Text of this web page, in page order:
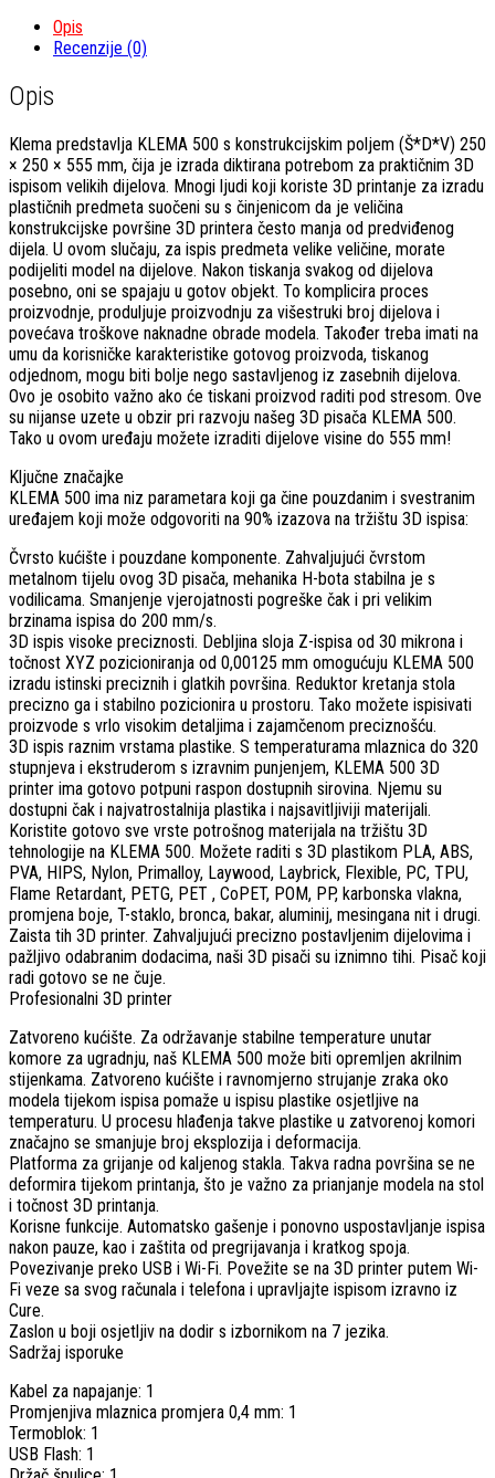
Opis
Recenzije (0)
Opis
Klema predstavlja KLEMA 500 s konstrukcijskim poljem (Š*D*V) 250
× 250 × 555 mm, čija je izrada diktirana potrebom za praktičnim 3D
ispisom velikih dijelova. Mnogi ljudi koji koriste 3D printanje za izradu
plastičnih predmeta suočeni su s činjenicom da je veličina
konstrukcijske površine 3D printera često manja od predviđenog
dijela. U ovom slučaju, za ispis predmeta velike veličine, morate
podijeliti model na dijelove. Nakon tiskanja svakog od dijelova
posebno, oni se spajaju u gotov objekt. To komplicira proces
proizvodnje, produljuje proizvodnju za višestruki broj dijelova i
povećava troškove naknadne obrade modela. Također treba imati na
umu da korisničke karakteristike gotovog proizvoda, tiskanog
odjednom, mogu biti bolje nego sastavljenog iz zasebnih dijelova.
Ovo je osobito važno ako će tiskani proizvod raditi pod stresom. Ove
su nijanse uzete u obzir pri razvoju našeg 3D pisača KLEMA 500.
Tako u ovom uređaju možete izraditi dijelove visine do 555 mm!
Ključne značajke
KLEMA 500 ima niz parametara koji ga čine pouzdanim i svestranim
uređajem koji može odgovoriti na 90% izazova na tržištu 3D ispisa:
Čvrsto kućište i pouzdane komponente. Zahvaljujući čvrstom
metalnom tijelu ovog 3D pisača, mehanika H-bota stabilna je s
vodilicama. Smanjenje vjerojatnosti pogreške čak i pri velikim
brzinama ispisa do 200 mm/s.
3D ispis visoke preciznosti. Debljina sloja Z-ispisa od 30 mikrona i
točnost XYZ pozicioniranja od 0,00125 mm omogućuju KLEMA 500
izradu istinski preciznih i glatkih površina. Reduktor kretanja stola
precizno ga i stabilno pozicionira u prostoru. Tako možete ispisivati ​​
proizvode s vrlo visokim detaljima i zajamčenom preciznošću.
3D ispis raznim vrstama plastike. S temperaturama mlaznica do 320
stupnjeva i ekstruderom s izravnim punjenjem, KLEMA 500 3D
printer ima gotovo potpuni raspon dostupnih sirovina. Njemu su
dostupni čak i najvatrostalnija plastika i najsavitljiviji materijali.
Koristite gotovo sve vrste potrošnog materijala na tržištu 3D
tehnologije na KLEMA 500. Možete raditi s 3D plastikom PLA, ABS,
PVA, HIPS, Nylon, Primalloy, Laywood, Laybrick, Flexible, PC, TPU,
Flame Retardant, PETG, PET , CoPET, POM, PP, karbonska vlakna,
promjena boje, T-staklo, bronca, bakar, aluminij, mesingana nit i drugi.
Zaista tih 3D printer. Zahvaljujući precizno postavljenim dijelovima i
pažljivo odabranim dodacima, naši 3D pisači su iznimno tihi. Pisač koji
radi gotovo se ne čuje.
Profesionalni 3D printer
Zatvoreno kućište. Za održavanje stabilne temperature unutar
komore za ugradnju, naš KLEMA 500 može biti opremljen akrilnim
stijenkama. Zatvoreno kućište i ravnomjerno strujanje zraka oko
modela tijekom ispisa pomaže u ispisu plastike osjetljive na
temperaturu. U procesu hlađenja takve plastike u zatvorenoj komori
značajno se smanjuje broj eksplozija i deformacija.
Platforma za grijanje od kaljenog stakla. Takva radna površina se ne
deformira tijekom printanja, što je važno za prianjanje modela na stol
i točnost 3D printanja.
Korisne funkcije. Automatsko gašenje i ponovno uspostavljanje ispisa
nakon pauze, kao i zaštita od pregrijavanja i kratkog spoja.
Povezivanje preko USB i Wi-Fi. Povežite se na 3D printer putem Wi-
Fi veze sa svog računala i telefona i upravljajte ispisom izravno iz
Cure.
Zaslon u boji osjetljiv na dodir s izbornikom na 7 jezika.
Sadržaj isporuke
Kabel za napajanje: 1
Promjenjiva mlaznica promjera 0,4 mm: 1
Termoblok: 1
USB Flash: 1